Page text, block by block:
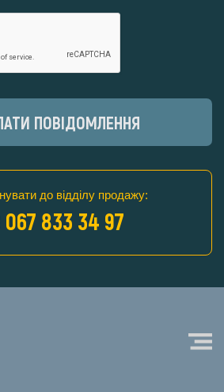
ПОВІДОМЛЕННЯ
до відділу продажу:
067 833 34 97